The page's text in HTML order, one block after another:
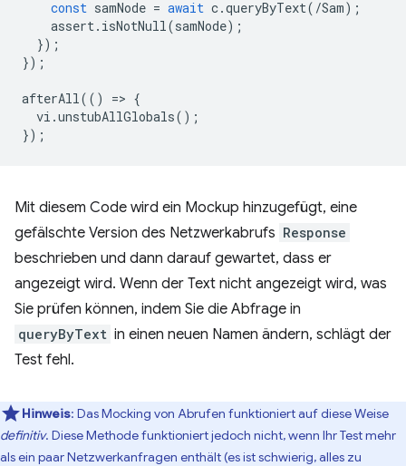
const samNode = await c.queryByText( /Sam);
assert. isNotNull(samNode);
});
});
afterAll(() => {
vi .unstubAllGlobals();
});
Mit diesem Code wird ein Mockup hinzugefügt, eine
gefälschte Version des Netzwerkabrufs Response
beschrieben und dann darauf gewartet, dass er
angezeigt wird. Wenn der Text nicht angezeigt wird, was
Sie prüfen können, indem Sie die Abfrage in
queryByText in einen neuen Namen ändern, schlägt der
Test fehl.
Hinweis: Das Mocking von Abrufen funktioniert auf diese Weise
definitiv. Diese Methode funktioniert jedoch nicht, wenn Ihr Test mehr
als ein paar Netzwerkanfragen enthält (es ist schwierig, alles zu